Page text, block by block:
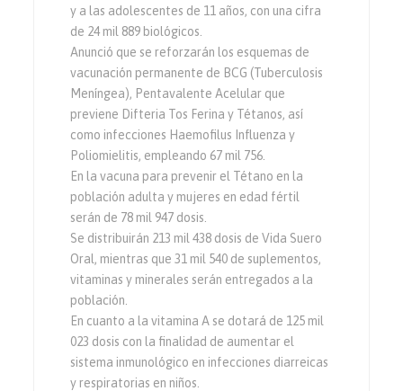
y a las adolescentes de 11 años, con una cifra
de 24 mil 889 biológicos.
Anunció que se reforzarán los esquemas de
vacunación permanente de BCG (Tuberculosis
Meníngea), Pentavalente Acelular que
previene Difteria Tos Ferina y Tétanos, así
como infecciones Haemofilus Influenza y
Poliomielitis, empleando 67 mil 756.
En la vacuna para prevenir el Tétano en la
población adulta y mujeres en edad fértil
serán de 78 mil 947 dosis.
Se distribuirán 213 mil 438 dosis de Vida Suero
Oral, mientras que 31 mil 540 de suplementos,
vitaminas y minerales serán entregados a la
población.
En cuanto a la vitamina A se dotará de 125 mil
023 dosis con la finalidad de aumentar el
sistema inmunológico en infecciones diarreicas
y respiratorias en niños.